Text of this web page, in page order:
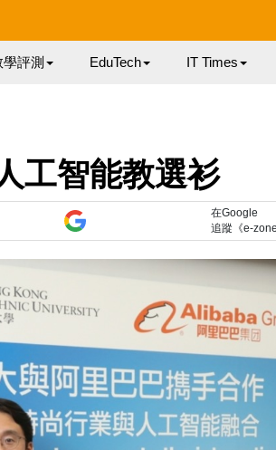
學評測 EduTech IT Times
工智能教選衫
在Google
追蹤《e-zone